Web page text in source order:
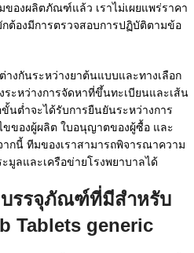
ของผลิตภัณฑ์แล้ว เราไม่เผยแพร่ราคา
กต้องมีการตรวจสอบการปฏิบัติตามข้อ
างกันระหว่างยาต้นแบบและทางเลือก
ระหว่างการจัดหาที่ขึ้นทะเบียนและเส้น
นต่ำจะได้รับการยืนยันระหว่างการ
ขของผู้ผลิต ใบอนุญาตของผู้ซื้อ และ
กนี้ ทีมของเราสามารถพิจารณาความ
มูลและเครือข่ายโรงพยาบาลได้
รรจุภัณฑ์ที่มีสำหรับ
Tablets generic